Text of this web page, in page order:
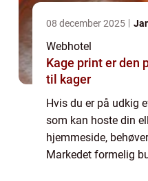
08 december 2025
Webhotel
Kage print er den
til kager
Hvis du er på udkig
som kan hoste din
hjemmeside,
Markedet formelig